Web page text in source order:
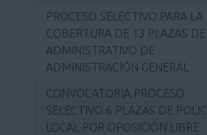
PROCESO SELECTIVO PARA LA
COBERTURA DE 13 PLAZAS DE
ADMINISTRATIVO DE
ADMINISTRACIÓN GENERAL
CONVOCATORIA PROCESO
SELECTIVO 6 PLAZAS DE
LOCAL POR OPOSICIÓN LIBRE